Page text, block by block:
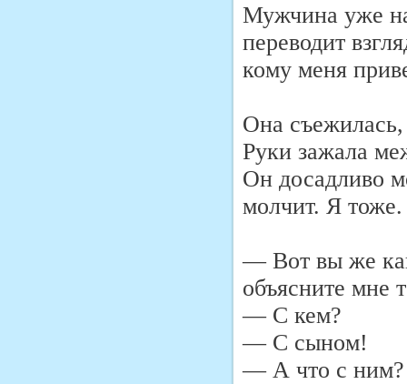
Мужчина уже
переводит
кому меня
Она съежилась,
Руки зажала
Он досадливо
молчит. Я
— Вот вы же
объясните мне
— С кем?
— С сыном!
— А что с ним?